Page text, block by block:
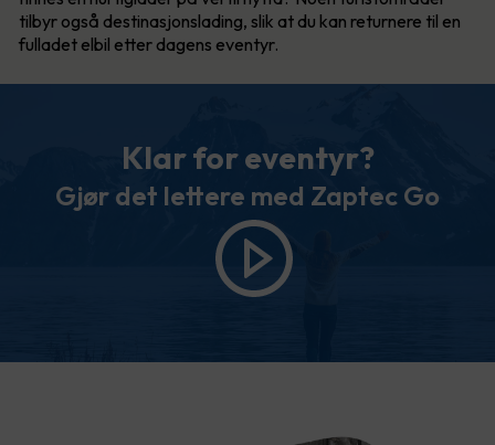
tilbyr også destinasjonslading, slik at du kan returnere til en
fulladet elbil etter dagens eventyr.
Klar for eventyr?
Gjør det lettere med Zaptec Go